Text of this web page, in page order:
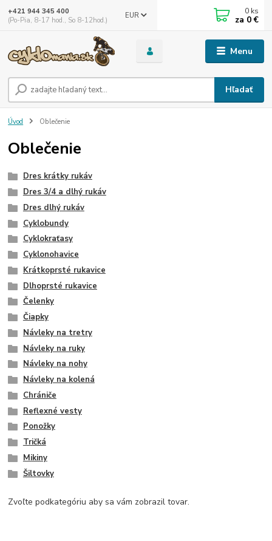
Menu
EUR
Hľadať
+421 944 345 400
(Po-Pia, 8-17 hod., So 8-12hod.)
0 ks
za 0 €
Úvod Oblečenie
Oblečenie
Dres krátky rukáv
Dres 3/4 a dlhý rukáv
Dres dlhý rukáv
Cyklobundy
Cyklokraťasy
Cyklonohavice
Krátkoprsté rukavice
Dlhoprsté rukavice
Čelenky
Čiapky
Návleky na tretry
Návleky na ruky
Návleky na nohy
Návleky na kolená
Chrániče
Reflexné vesty
Ponožky
Tričká
Mikiny
Šiltovky
Zvoľte podkategóriu aby sa vám zobrazil tovar.